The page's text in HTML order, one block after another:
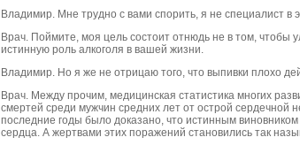
Владимир. Мне трудно с вами спорить, я не специалист в
Врач. Поймите, моя цель состоит отнюдь не в том, чтобы
истинную роль алкоголя в вашей жизни.
Владимир. Но я же не отрицаю того, что выпивки плохо
Врач. Между прочим, медицинская статистика многих
смертей среди мужчин средних лет от острой сердечной
последние годы было доказано, что истинным
сердца. А жертвами этих поражений становились так